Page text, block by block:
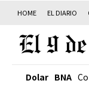
HOME EL DIARIO
Dolar BNA